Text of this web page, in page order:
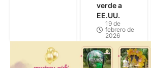
verde a
EE.UU.
19 de
febrero de
2026